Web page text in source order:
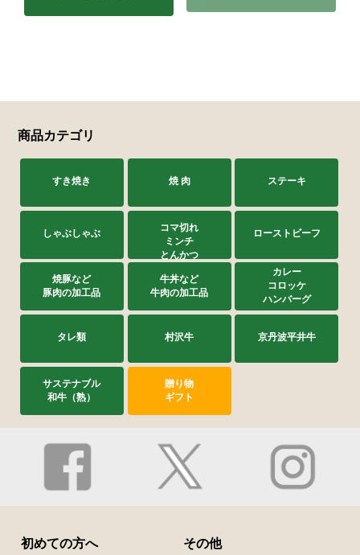
商品カテゴリ
すき焼き 焼 肉 ステーキ
しゃぶしゃぶ
コマ切れ
ミンチ
とんかつ
ローストビーフ
焼豚など
豚肉の加工品
牛丼など
牛肉の加工品
カレー
コロッケ
ハンバーグ
タレ類 村沢牛 京丹波平井牛
サステナブル
和牛（熟）
贈り物
ギフト
初めての方へ その他